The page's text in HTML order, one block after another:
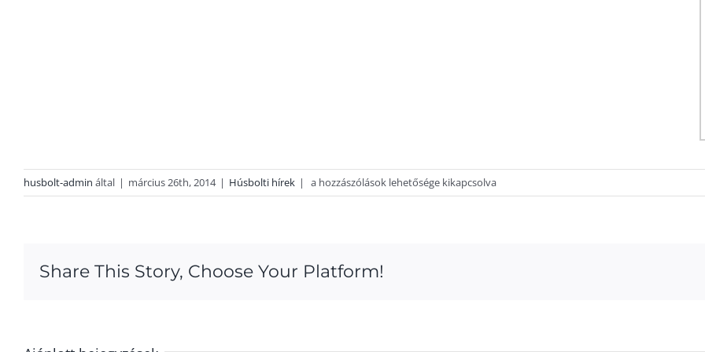
husbolt-admin által | március 26th, 2014 | Húsbolti hírek |
Sonkáink
már
a hozzászólások lehetősége kikapcsolva
Share This Story, Choose Your Platform!